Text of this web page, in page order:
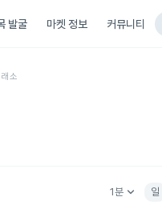
발굴 마켓 정보 커뮤니티
소
1분keyboard_arrow_down 일